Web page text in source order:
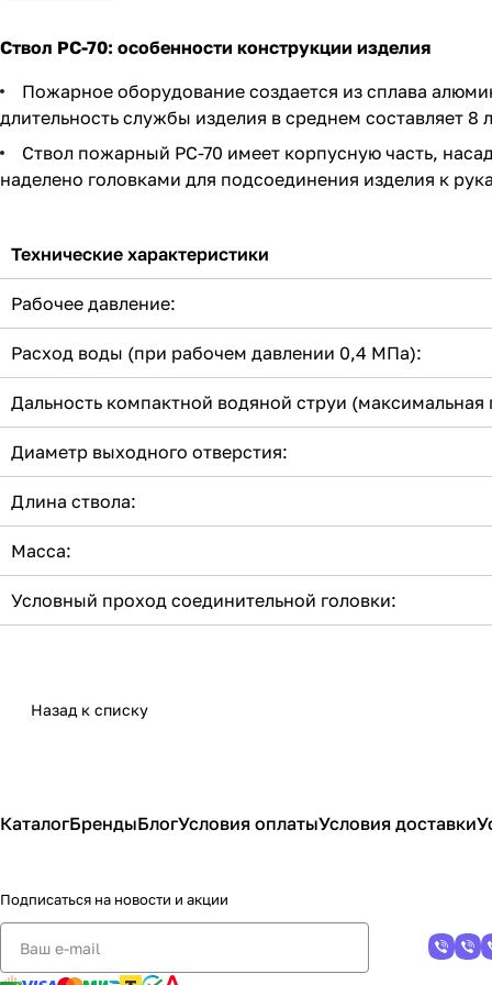
Ствол РС-70: особенности конструкции изделия
Пожарное оборудование создается из сплава
длительность службы изделия в среднем составляет 8
Ствол пожарный РС-70 имеет корпусную часть,
наделено головками для подсоединения изделия к
Технические характеристики
Рабочее давление:
Расход воды (при рабочем давлении 0,4 МПа):
Дальность компактной водяной струи
Диаметр выходного отверстия:
Длина ствола:
Масса:
Условный проход соединительной головки:
Назад к списку
КаталогБрендыБлогУсловия оплатыУсловия доставки
Подписаться на новости и акции